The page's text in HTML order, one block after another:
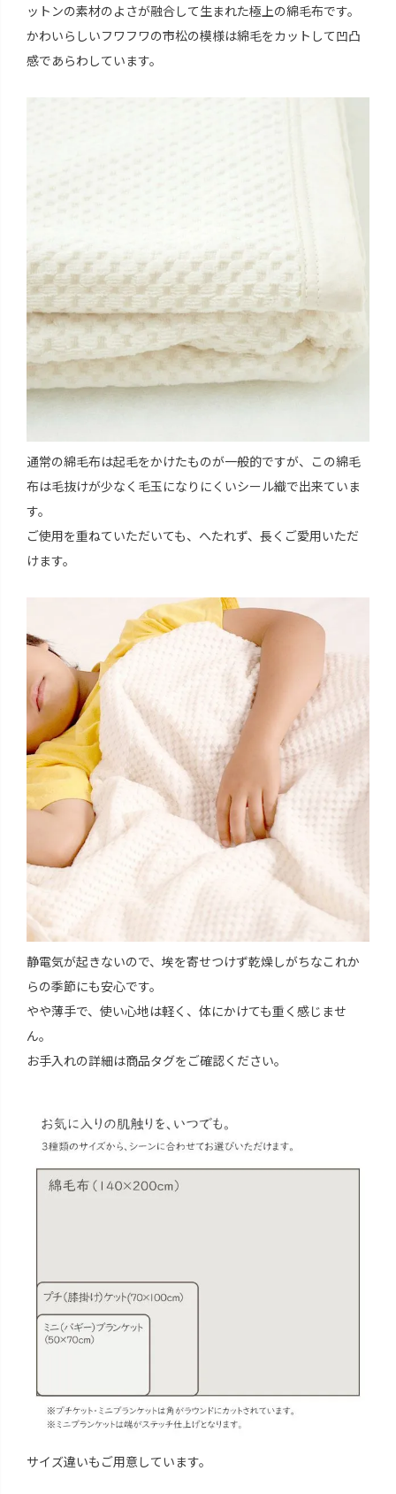
ットンの素材のよさが融合して生まれた極上の綿毛布です。
かわいらしいフワフワの市松の模様は綿毛をカットして凹凸
感であらわしています。
通常の綿毛布は起毛をかけたものが一般的ですが、この綿毛
布は毛抜けが少なく毛玉になりにくいシール織で出来ていま
す。
ご使用を重ねていただいても、へたれず、長くご愛用いただ
けます。
静電気が起きないので、埃を寄せつけず乾燥しがちなこれか
らの季節にも安心です。
やや薄手で、使い心地は軽く、体にかけても重く感じませ
ん。
お手入れの詳細は商品タグをご確認ください。
サイズ違いもご用意しています。